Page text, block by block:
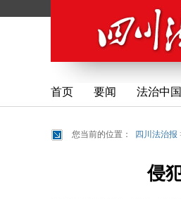
首页 要闻 法治中国
您当前的位置： 四川法治报
侵